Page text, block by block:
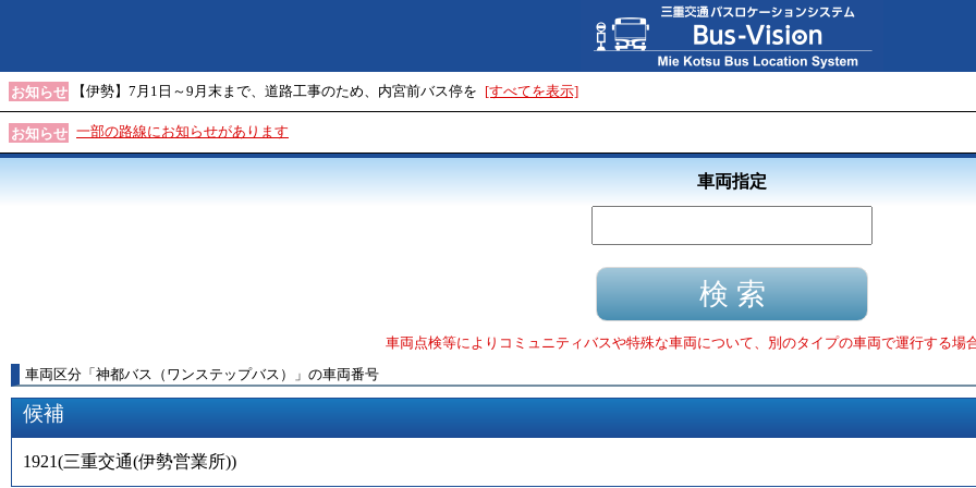
お知らせ 【伊勢】7月1日～9月末まで、道路工事のため、内宮前バス停を [すべてを表示]
お知らせ 一部の路線にお知らせがあります
車両指定
車両点検等によりコミュニティバスや特殊な車両について、別のタイプの車両で運行する場
車両区分 「 神都バス（ワンステップバス） 」 の車両番号
候補
1921(三重交通(伊勢営業所))